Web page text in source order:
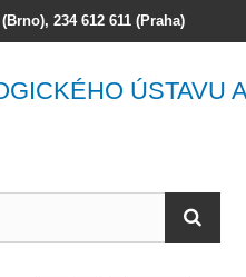
234 612 611 (Praha)
ÚSTAVU